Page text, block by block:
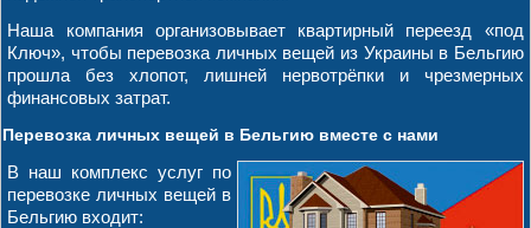
Наша компания организовывает квартирный переезд «под
Ключ», чтобы перевозка личных вещей из Украины в Бельгию
прошла без хлопот, лишней нервотрёпки и чрезмерных
финансовых затрат.
Перевозка личных вещей в Бельгию вместе с нами
В наш комплекс услуг по
перевозке личных вещей в
Бельгию входит: